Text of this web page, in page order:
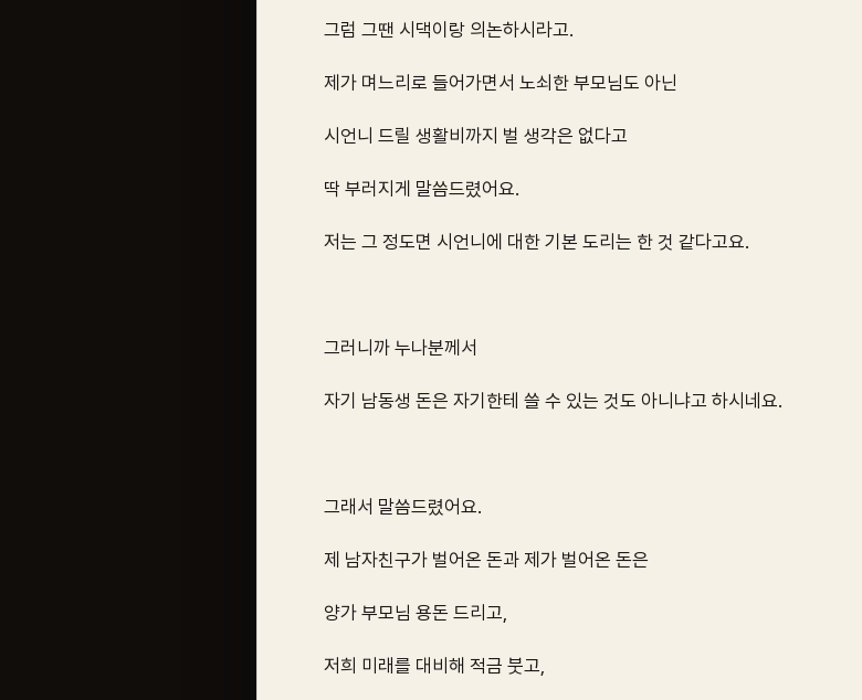
그럼 그땐 시댁이랑 의논하시라고.
제가 며느리로 들어가면서 노쇠한 부모님도 아닌
시언니 드릴 생활비까지 벌 생각은 없다고
딱 부러지게 말씀드렸어요.
저는 그 정도면 시언니에 대한 기본 도리는 한 것 같다고요.
그러니까 누나분께서
자기 남동생 돈은 자기한테 쓸 수 있는 것도 아니냐고 하시네요.
그래서 말씀드렸어요.
제 남자친구가 벌어온 돈과 제가 벌어온 돈은
양가 부모님 용돈 드리고,
저희 미래를 대비해 적금 붓고,